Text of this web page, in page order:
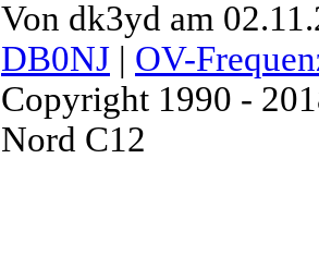
Von dk3yd am
DB0NJ | OV-
Copyright 1990 -
Nord C12